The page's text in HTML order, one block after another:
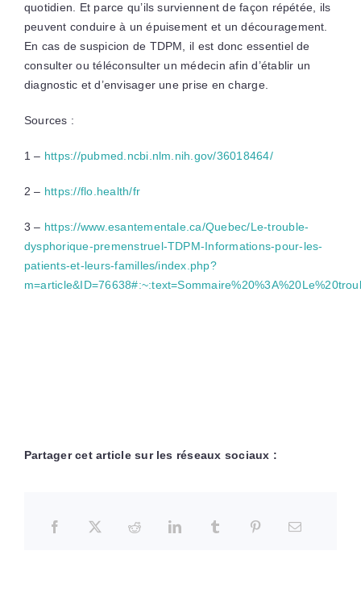
quotidien. Et parce qu’ils surviennent de façon répétée, ils
peuvent conduire à un épuisement et un découragement.
En cas de suspicion de TDPM, il est donc essentiel de
consulter ou téléconsulter un médecin afin d’établir un
diagnostic et d’envisager une prise en charge.
Sources :
1 – https://pubmed.ncbi.nlm.nih.gov/36018464/
2 – https://flo.health/fr
3 – https://www.esantementale.ca/Quebec/Le-trouble-
dysphorique-premenstruel-TDPM-Informations-pour-les-
patients-et-leurs-familles/index.php?
Partager cet article sur les réseaux sociaux :